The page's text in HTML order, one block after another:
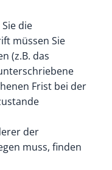
die
müssen Sie
(z.B. das
Frist bei der
der
muss, finden